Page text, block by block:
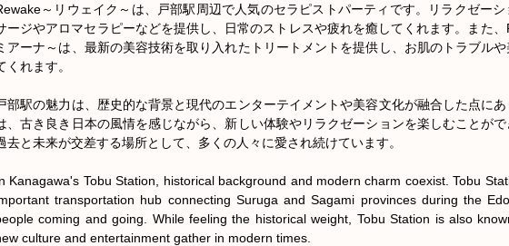
～リウェイク～は、戸部駅周辺で人気のセラピストパーティです。リラクゼー
ージやアロマセラピーなどを提供し、日常のストレスや疲れを癒してくれます。また
アーナ～は、最新の美容技術を取り入れたトリートメントを提供し、お肌のトラブル
くれます。
部駅の魅力は、歴史的な背景と現代のエンターテイメントや美容文化が融合した点に
、古き良き日本の風情を感じながら、新しい体験やリラクゼーションを楽しむことがで
去と未来が交差する場所として、多くの人々に愛され続けています。
Kanagawa's Tobu Station, historical background and modern charm coexist. Tobu
transportation hub connecting Suruga and Sagami provinces during the
coming and going. While feeling the historical weight, Tobu Station is also
culture and entertainment gather in modern times.